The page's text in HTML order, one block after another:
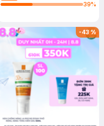
39%
-43%